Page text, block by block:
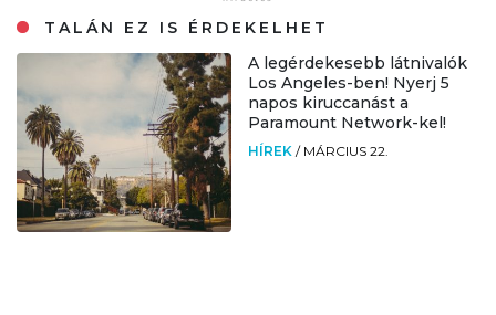
TALÁN EZ IS ÉRDEKELHET
A legérdekesebb látnivalók
Los Angeles-ben! Nyerj 5
napos kiruccanást a
Paramount Network-kel!
HÍREK / MÁRCIUS 22.